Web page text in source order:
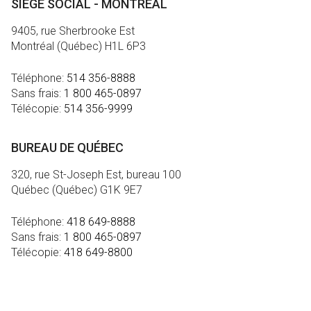
SIÈGE SOCIAL - MONTRÉAL
9405, rue Sherbrooke Est
Montréal (Québec) H1L 6P3
Téléphone: 514 356-8888
Sans frais: 1 800 465-0897
Télécopie: 514 356-9999
BUREAU DE QUÉBEC
320, rue St-Joseph Est, bureau 100
Québec (Québec) G1K 9E7
Téléphone: 418 649-8888
Sans frais: 1 800 465-0897
Télécopie: 418 649-8800